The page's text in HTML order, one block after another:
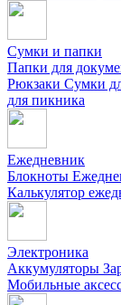
Сумки и папки
Папки для
Рюкзаки Сумки
для пикника
Ежедневник
Блокноты
Калькулятор
Электроника
Аккумуляторы
Мобильные